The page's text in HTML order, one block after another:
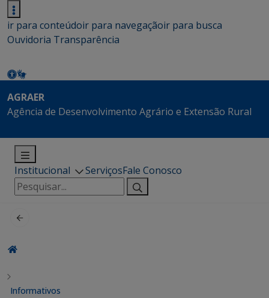
ir para conteúdoir para navegaçãoir para busca
Ouvidoria Transparência
AGRAER
Agência de Desenvolvimento Agrário e Extensão Rural
Institucional ServiçosFale Conosco
Pesquisar
por:
Informativos